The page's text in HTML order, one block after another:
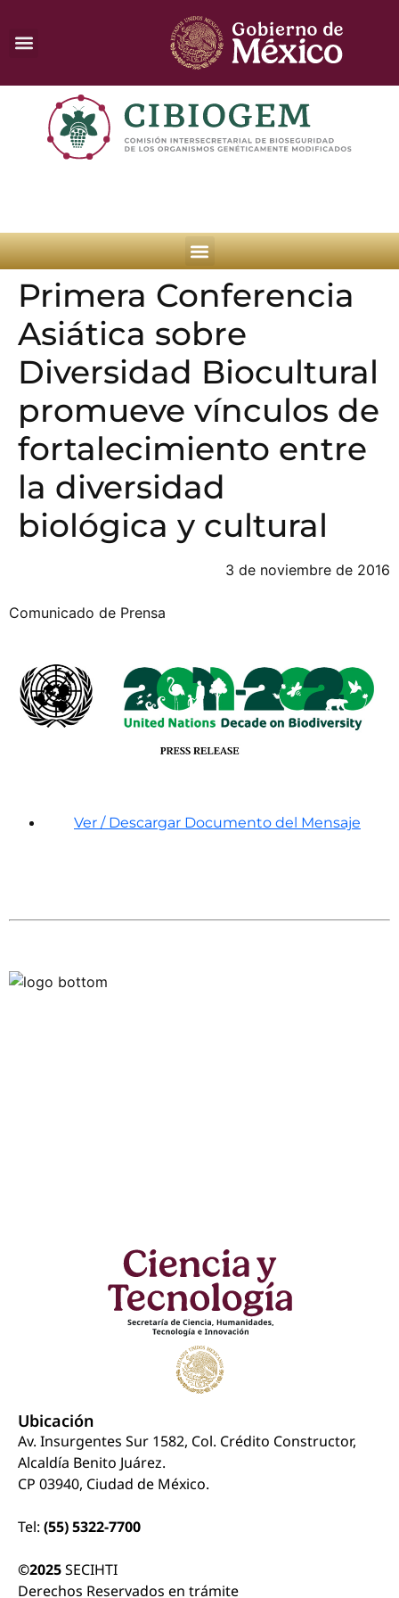
Primera Conferencia
Asiática sobre
Diversidad Biocultural
promueve vínculos de
fortalecimiento entre
la diversidad
biológica y cultural
3 de noviembre de 2016
Comunicado de Prensa
Ver / Descargar Documento del Mensaje
Ubicación
Av. Insurgentes Sur 1582, Col. Crédito Constructor,
Alcaldía Benito Juárez.
CP 03940, Ciudad de México.
Tel: (55) 5322-7700
©2025SECIHTI
Derechos Reservados en trámite